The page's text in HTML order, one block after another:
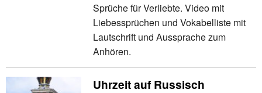
Sprüche für Verliebte. Video mit
Liebessprüchen und Vokabelliste mit
Lautschrift und Aussprache zum
Anhören.
Uhrzeit auf Russisch